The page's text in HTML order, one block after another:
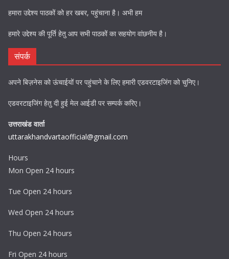
हमारा उद्देश्य पाठकों को हर खबर, पहुंचाना है। अभी हम
हमारे उद्देश्य की पूर्ति हेतु आप सभी पाठकों का सहयोग वांछनीय है।
संपर्क
अपने बिज़नेस को ऊंचाईयों पर पहुंचाने के लिए हमारी एडवरटाइजिंग को चुनिए।
एडवरटाइजिंग हेतु दी हुई मेल आईडी पर सम्पर्क करिए।
उत्तराखंड वार्ता
uttarakhandvartaofficial@gmail.com
Hours
Mon Open 24 hours
Tue Open 24 hours
Wed Open 24 hours
Thu Open 24 hours
Fri Open 24 hours